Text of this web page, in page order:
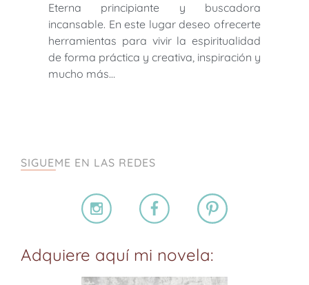
Eterna principiante y buscadora
incansable. En este lugar deseo ofrecerte
herramientas para vivir la espiritualidad
de forma práctica y creativa, inspiración y
mucho más…
SIGUEME EN LAS REDES
Adquiere aquí mi novela: